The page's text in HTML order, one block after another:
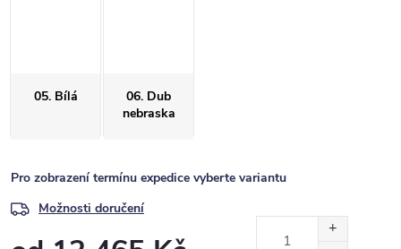
05. Bílá
06. Dub
nebraska
Pro zobrazení termínu expedice vyberte variantu
Možnosti doručení